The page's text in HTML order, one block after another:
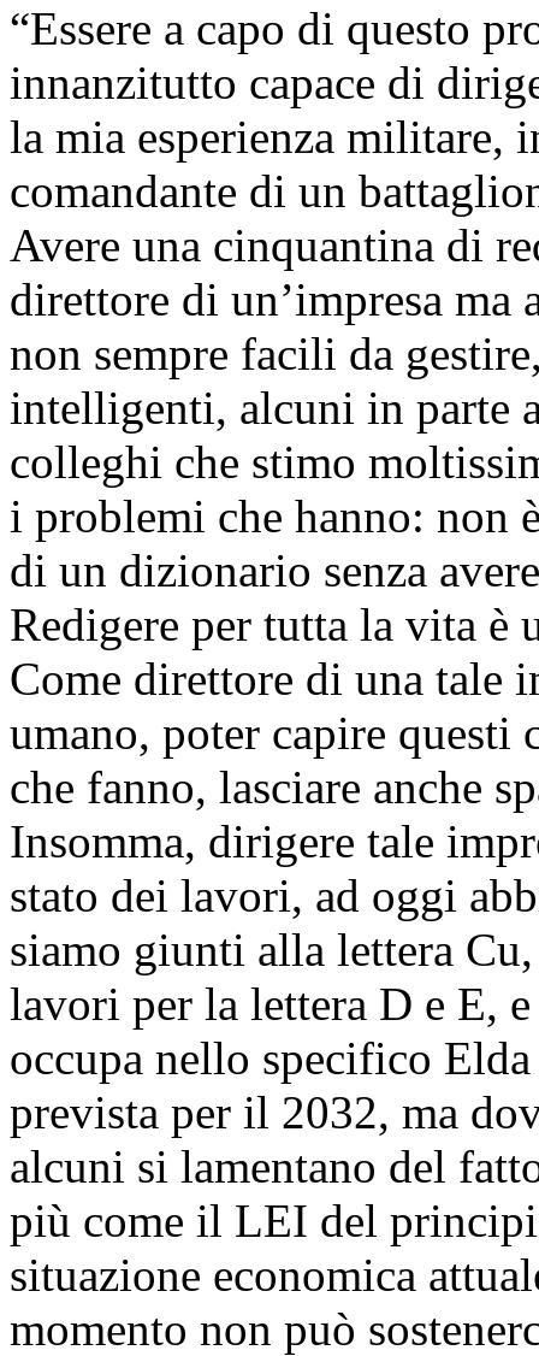
“Essere a capo di questo
innanzitutto capace di
la mia esperienza militare,
comandante di un
Avere una cinquantina di
direttore di un’impresa ma
non sempre facili da
intelligenti, alcuni in parte
colleghi che stimo
i problemi che hanno: non
di un dizionario senza
Redigere per tutta la vita è
Come direttore di una tale
umano, poter capire
che fanno, lasciare anche
Insomma, dirigere tale
stato dei lavori, ad oggi
siamo giunti alla lettera
lavori per la lettera D e E,
occupa nello specifico
prevista per il 2032, ma
alcuni si lamentano del
più come il LEI del
situazione economica
momento non può